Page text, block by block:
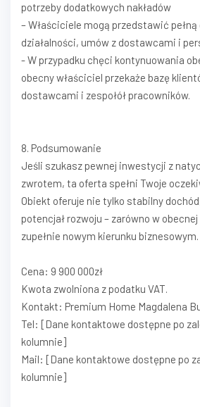
potrzeby dodatkowych nakładów
– Właściciele mogą przedstawić
działalności, umów z dostawcami i
- W przypadku chęci kontynuowania
obecny właściciel przekaże bazę
dostawcami i zespołół pracowników.
8. Podsumowanie
Jeśli szukasz pewnej inwestycji z
zwrotem, ta oferta spełni Twoje
Obiekt oferuje nie tylko stabilny
potencjał rozwoju – zarówno w
zupełnie nowym kierunku biznesowym.
Cena: 9 900 000zł
Kwota zwolniona z podatku VAT.
Kontakt: Premium Home Magdalena
Tel: [Dane kontaktowe dostępne po
kolumnie]
Mail: [Dane kontaktowe dostępne po
kolumnie]